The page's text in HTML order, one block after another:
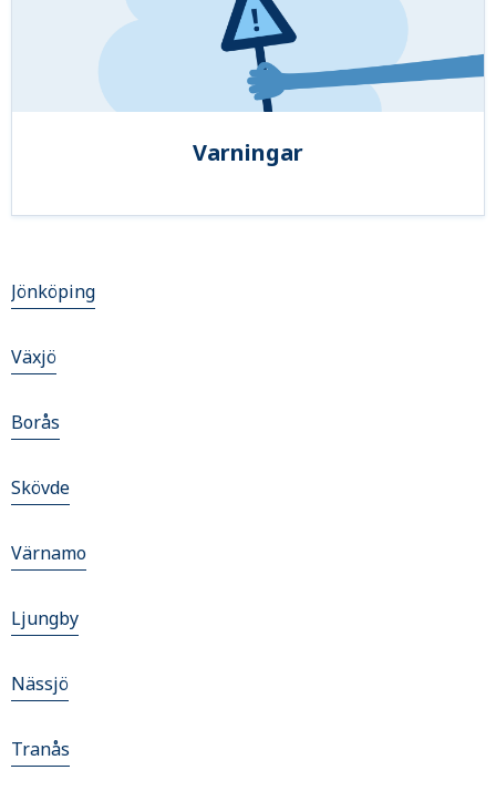
Varningar
Jönköping
Växjö
Borås
Skövde
Värnamo
Ljungby
Nässjö
Tranås